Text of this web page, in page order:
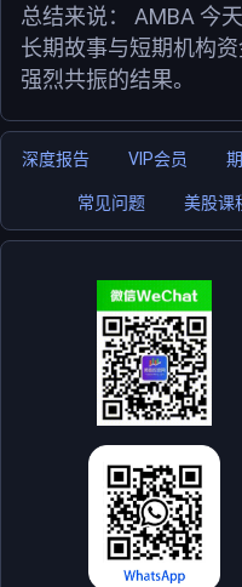
总结来说： AMBA 今
长期故事与短期机构
强烈共振的结果。
深度报告 VIP会员
常见问题 美股课